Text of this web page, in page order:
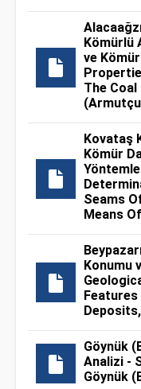
Kömürlü
ve
The
Kovataş
Kömür
Seams
Means
Konumu
Features
Göynük
Analizi -
Göynük